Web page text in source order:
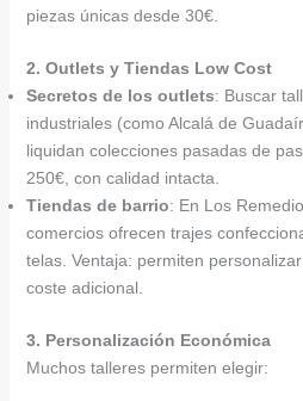
piezas únicas desde 30€.
2. Outlets y Tiendas Low Cost
Secretos de los outlets: Buscar
industriales (como Alcalá de
liquidan colecciones pasadas de
250€, con calidad intacta.
Tiendas de barrio: En Los
comercios ofrecen trajes
telas. Ventaja: permiten
coste adicional.
3. Personalización Económica
Muchos talleres permiten elegir: